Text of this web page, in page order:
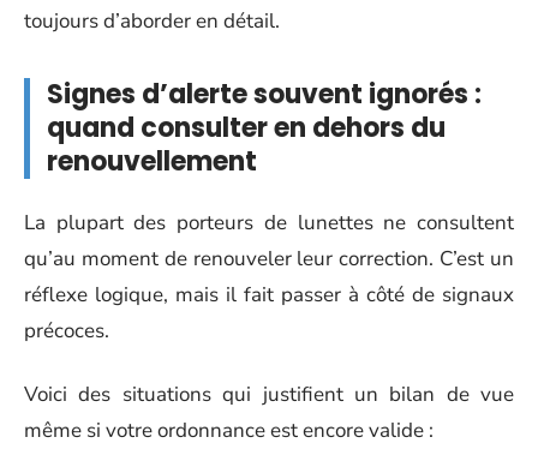
toujours d’aborder en détail.
Signes d’alerte souvent ignorés :
quand consulter en dehors du
renouvellement
La plupart des porteurs de lunettes ne consultent
qu’au moment de renouveler leur correction. C’est un
réflexe logique, mais il fait passer à côté de signaux
précoces.
Voici des situations qui justifient un bilan de vue
même si votre ordonnance est encore valide :